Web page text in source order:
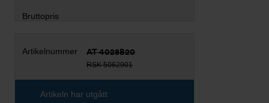
AT 4028B20
RSK 5062901
Artikeln har utgått